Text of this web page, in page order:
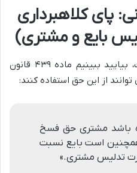
مدنی: پای کلاهبرداری
بایع و مشتری)
حالا که فهمیدیم تدلیس چیست، بیایید ببینیم ماده ۴۳۹ قانون
از این حق استفاده کنند:
باشد مشتری حق فسخ
است بایع نسبت
تدلیس مشتری.»